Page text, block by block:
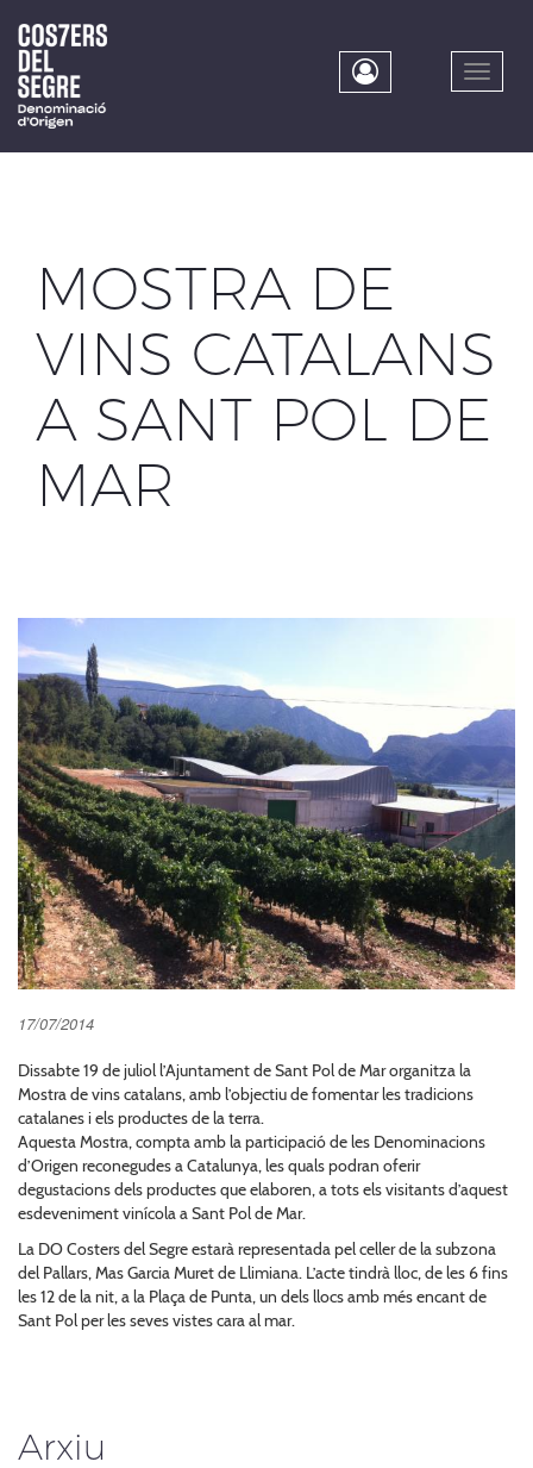
main
content
Toggle
MOSTRA DE
VINS CATALANS
A SANT POL DE
MAR
17/07/2014
Dissabte 19 de juliol l’Ajuntament de Sant Pol de Mar organitza la
Mostra de vins catalans, amb l’objectiu de fomentar les tradicions
catalanes i els productes de la terra.
Aquesta Mostra, compta amb la participació de les Denominacions
d’Origen reconegudes a Catalunya, les quals podran oferir
degustacions dels productes que elaboren, a tots els visitants d’aquest
esdeveniment vinícola a Sant Pol de Mar.
La DO Costers del Segre estarà representada pel celler de la subzona
del Pallars, Mas Garcia Muret de Llimiana. L’acte tindrà lloc, de les 6 fins
les 12 de la nit, a la Plaça de Punta, un dels llocs amb més encant de
Sant Pol per les seves vistes cara al mar.
Arxiu